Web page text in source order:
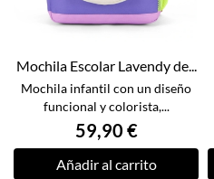
Mochila Escolar Lavendy de...
Mochila infantil con un diseño
funcional y colorista,...
59,90 €
Añadir al carrito